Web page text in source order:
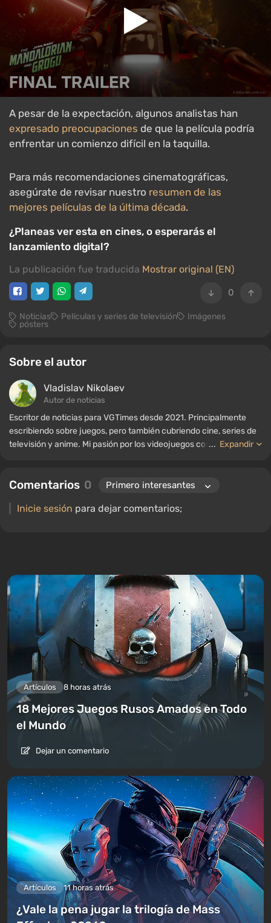
A pesar de la expectación, algunos analistas han
expresado preocupaciones de que la película podría
enfrentar un comienzo difícil en la taquilla.
Para más recomendaciones cinematográficas,
asegúrate de revisar nuestro resumen de las
mejores películas de la última década.
¿Planeas ver esta en cines, o esperarás el
lanzamiento digital?
La publicación fue traducida Mostrar original (EN)
0
Noticias Películas y series de televisión Imágenes
pósters
Sobre el autor
Vladislav Nikolaev
Autor de noticias
Escritor de noticias para VGTimes desde 2021. Principalmente
escribiendo sobre juegos, pero también cubriendo cine, series de
televisión y anime. Mi pasión por los videojuegos comenzó a
títulos favoritos de todos los tiempos incluyen Fallout,
... Expandir
Comentarios 0
Inicie sesión para dejar comentarios;
Artículos 8 horas atrás
18 Mejores Juegos Rusos Amados en Todo
el Mundo
Dejar un comentario
Artículos 11 horas atrás
¿Vale la pena jugar la trilogía de Mass